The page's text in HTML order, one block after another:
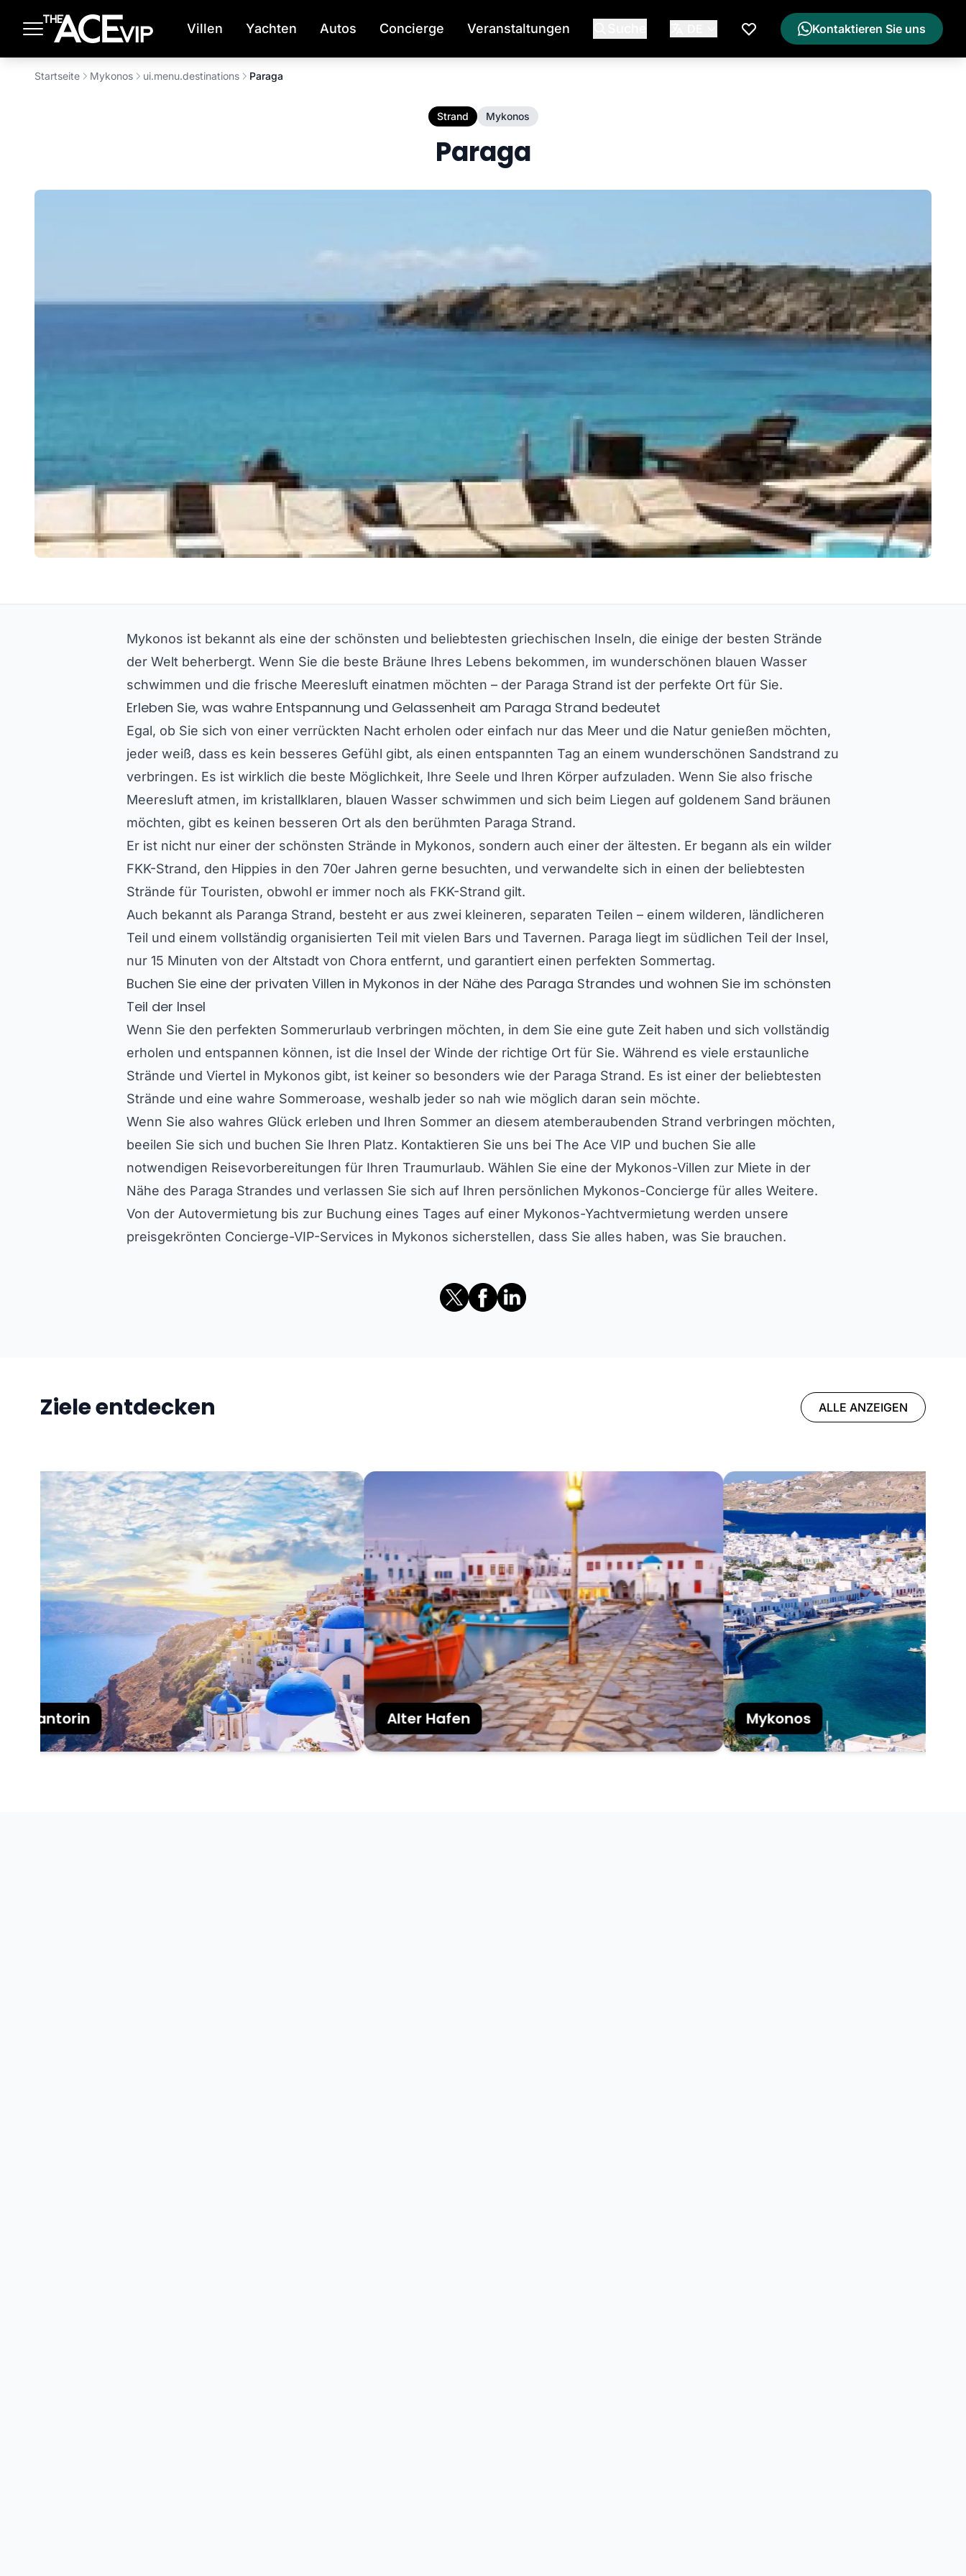
Villen Yachten Autos Concierge Veranstaltungen
Meine Wunschliste
Kontaktieren Sie uns
Startseite Mykonos ui.menu.destinations Paraga
Strand Mykonos
Paraga
Mykonos ist bekannt als eine der schönsten und beliebtesten griechischen Inseln, die einige der besten Strände
der Welt beherbergt. Wenn Sie die beste Bräune Ihres Lebens bekommen, im wunderschönen blauen Wasser
schwimmen und die frische Meeresluft einatmen möchten – der Paraga Strand ist der perfekte Ort für Sie.
Erleben Sie, was wahre Entspannung und Gelassenheit am Paraga Strand bedeutet
Egal, ob Sie sich von einer verrückten Nacht erholen oder einfach nur das Meer und die Natur genießen möchten,
jeder weiß, dass es kein besseres Gefühl gibt, als einen entspannten Tag an einem wunderschönen Sandstrand zu
verbringen. Es ist wirklich die beste Möglichkeit, Ihre Seele und Ihren Körper aufzuladen. Wenn Sie also frische
Meeresluft atmen, im kristallklaren, blauen Wasser schwimmen und sich beim Liegen auf goldenem Sand bräunen
möchten, gibt es keinen besseren Ort als den berühmten Paraga Strand.
Er ist nicht nur einer der schönsten Strände in Mykonos, sondern auch einer der ältesten. Er begann als ein wilder
FKK-Strand, den Hippies in den 70er Jahren gerne besuchten, und verwandelte sich in einen der beliebtesten
Strände für Touristen, obwohl er immer noch als FKK-Strand gilt.
Auch bekannt als Paranga Strand, besteht er aus zwei kleineren, separaten Teilen – einem wilderen, ländlicheren
Teil und einem vollständig organisierten Teil mit vielen Bars und Tavernen. Paraga liegt im südlichen Teil der Insel,
nur 15 Minuten von der Altstadt von Chora entfernt, und garantiert einen perfekten Sommertag.
Buchen Sie eine der privaten Villen in Mykonos in der Nähe des Paraga Strandes und wohnen Sie im schönsten
Teil der Insel
Wenn Sie den perfekten Sommerurlaub verbringen möchten, in dem Sie eine gute Zeit haben und sich vollständig
erholen und entspannen können, ist die Insel der Winde der richtige Ort für Sie. Während es viele erstaunliche
Strände und Viertel in Mykonos gibt, ist keiner so besonders wie der Paraga Strand. Es ist einer der beliebtesten
Strände und eine wahre Sommeroase, weshalb jeder so nah wie möglich daran sein möchte.
Wenn Sie also wahres Glück erleben und Ihren Sommer an diesem atemberaubenden Strand verbringen möchten,
beeilen Sie sich und buchen Sie Ihren Platz. Kontaktieren Sie uns bei The Ace VIP und buchen Sie alle
notwendigen Reisevorbereitungen für Ihren Traumurlaub. Wählen Sie eine der Mykonos-Villen zur Miete in der
Nähe des Paraga Strandes und verlassen Sie sich auf Ihren persönlichen Mykonos-Concierge für alles Weitere.
Von der Autovermietung bis zur Buchung eines Tages auf einer Mykonos-Yachtvermietung werden unsere
preisgekrönten Concierge-VIP-Services in Mykonos sicherstellen, dass Sie alles haben, was Sie brauchen.
Ziele entdecken ALLE ANZEIGEN
Santorin Alter Hafen Mykonos